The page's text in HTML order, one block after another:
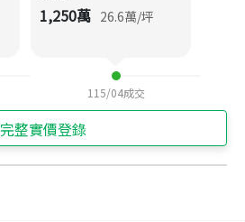
1,250萬 26.6萬/坪
115/04成交
完整實價登錄